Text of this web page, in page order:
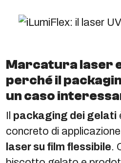
Marcatura laser
perché il
un caso
Il packaging dei gelati
concreto di
laser su film flessibile.